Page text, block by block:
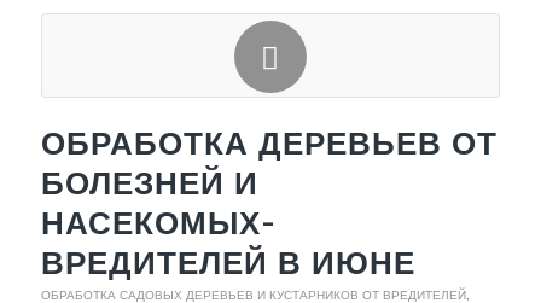
ОБРАБОТКА ДЕРЕВЬЕВ ОТ
БОЛЕЗНЕЙ И
НАСЕКОМЫХ-
ВРЕДИТЕЛЕЙ В ИЮНЕ
ОБРАБОТКА САДОВЫХ ДЕРЕВЬЕВ И КУСТАРНИКОВ ОТ ВРЕДИТЕЛЕЙ,